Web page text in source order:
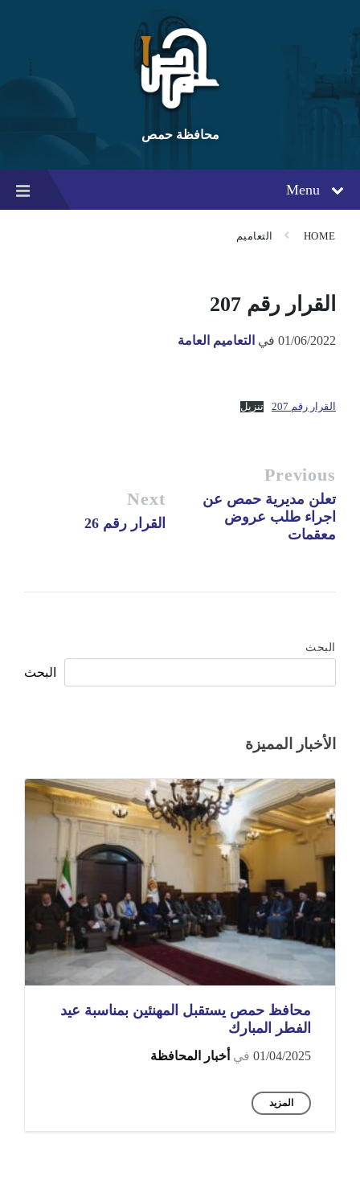
content
main
navigation
footer
محافظة حمص
Menu
HOME التعاميم
القرار رقم 207
01/06/2022 في التعاميم العامة
القرار رقم 207 تنزيل
Previous
تعلن مديرية حمص عن
اجراء طلب عروض
معقمات
Next
القرار رقم 26
البحث
البحث
الأخبار المميزة
محافظ حمص يستقبل المهنئين بمناسبة عيد
الفطر المبارك
01/04/2025 في أخبار المحافظة
المزيد